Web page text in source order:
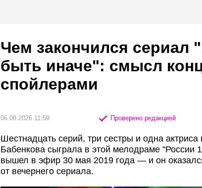
Чем закончился сериал
быть иначе": смысл
спойлерами
06.08.2026 11:59 Проверено редакцией
Шестнадцать серий, три сестры и одна актриса
Бабенкова сыграла в этой мелодраме "России
вышел в эфир 30 мая 2019 года — и он
от вечернего сериала.